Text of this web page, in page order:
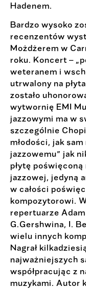
Hadenem.
Bardzo wysoko
recenzentów
Możdżerem w
roku. Koncert –
weteranem i
utrwalony na
zostało
wytwornię EMI
jazzowymi ma w
szczególnie
młodości, jak
jazzowemu” jak
płytę
jazzowej, jedyną
w całości
kompozytorowi.
repertuarze
G.Gershwina, I.
wielu innych
Nagrał
najważniejszych
współpracując z
muzykami. Autor